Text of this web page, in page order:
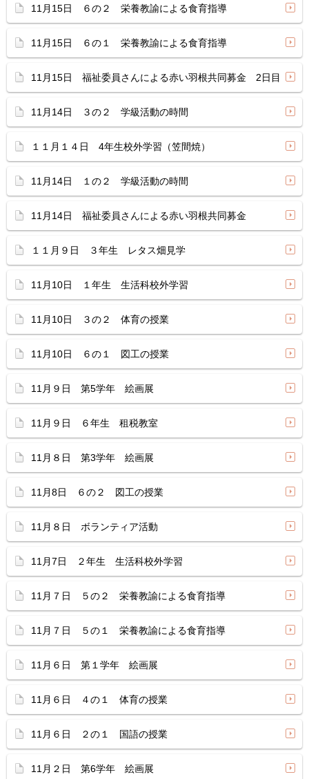
11月15日 ６の２ 栄養教諭による食育指導
11月15日 ６の１ 栄養教諭による食育指導
11月15日 福祉委員さんによる赤い羽根共同募金 2日目
11月14日 ３の２ 学級活動の時間
１１月１４日 4年生校外学習（笠間焼）
11月14日 １の２ 学級活動の時間
11月14日 福祉委員さんによる赤い羽根共同募金
１１月９日 ３年生 レタス畑見学
11月10日 １年生 生活科校外学習
11月10日 ３の２ 体育の授業
11月10日 ６の１ 図工の授業
11月９日 第5学年 絵画展
11月９日 ６年生 租税教室
11月８日 第3学年 絵画展
11月8日 ６の２ 図工の授業
11月８日 ボランティア活動
11月7日 ２年生 生活科校外学習
11月７日 ５の２ 栄養教諭による食育指導
11月７日 ５の１ 栄養教諭による食育指導
11月６日 第１学年 絵画展
11月６日 ４の１ 体育の授業
11月６日 ２の１ 国語の授業
11月２日 第6学年 絵画展